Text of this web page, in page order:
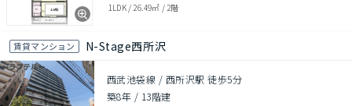
1LDK/ 26.49㎡ / 2階
賃貸マンション N-Stage西所沢
西武池袋線 / 西所沢駅 徒歩5分
築8年 / 13階建